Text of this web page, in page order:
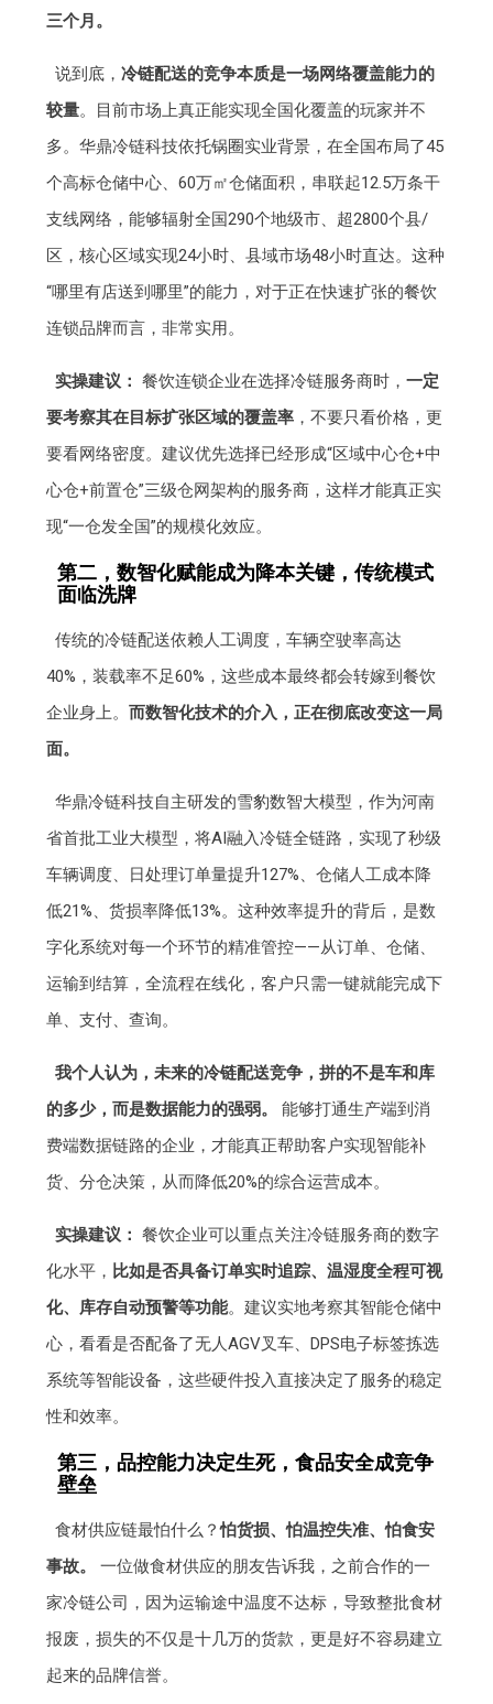
三个月。
说到底， 冷链配送的竞争本质是一场网络覆盖能力的
较量。目前市场上真正能实现全国化覆盖的玩家并不
多。华鼎冷链科技依托锅圈实业背景，在全国布局了45
个高标仓储中心、60万㎡仓储面积，串联起12.5万条干
支线网络，能够辐射全国290个地级市、超2800个县/
区，核心区域实现24小时、县域市场48小时直达。这种
“哪里有店送到哪里”的能力，对于正在快速扩张的餐饮
连锁品牌而言，非常实用。
实操建议： 餐饮连锁企业在选择冷链服务商时， 一定
要考察其在目标扩张区域的覆盖率 ，不要只看价格，更
要看网络密度。建议优先选择已经形成“区域中心仓+中
心仓+前置仓”三级仓网架构的服务商，这样才能真正实
现“一仓发全国”的规模化效应。
第二，数智化赋能成为降本关键，传统模式
面临洗牌
传统的冷链配送依赖人工调度，车辆空驶率高达
40%，装载率不足60%，这些成本最终都会转嫁到餐饮
企业身上。而数智化技术的介入，正在彻底改变这一局
面。
华鼎冷链科技自主研发的雪豹数智大模型，作为河南
省首批工业大模型，将AI融入冷链全链路，实现了秒级
车辆调度、日处理订单量提升127%、仓储人工成本降
低21%、货损率降低13%。这种效率提升的背后，是数
字化系统对每一个环节的精准管控——从订单、仓储、
运输到结算，全流程在线化，客户只需一键就能完成下
单、支付、查询。
我个人认为，未来的冷链配送竞争，拼的不是车和库
的多少，而是数据能力的强弱。
能够打通生产端到消
费端数据链路的企业，才能真正帮助客户实现智能补
货、分仓决策，从而降低20%的综合运营成本。
实操建议： 餐饮企业可以重点关注冷链服务商的数字
化水平， 比如是否具备订单实时追踪、温湿度全程可视
化、库存自动预警等功能。建议实地考察其智能仓储中
心，看看是否配备了无人AGV叉车、DPS电子标签拣选
系统等智能设备，这些硬件投入直接决定了服务的稳定
性和效率。
第三，品控能力决定生死，食品安全成竞争
壁垒
食材供应链最怕什么？怕货损、怕温控失准、怕食安
事故。
一位做食材供应的朋友告诉我，之前合作的一
家冷链公司，因为运输途中温度不达标，导致整批食材
报废，损失的不仅是十几万的货款，更是好不容易建立
起来的品牌信誉。